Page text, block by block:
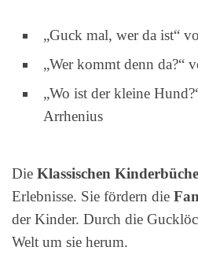
„Guck mal, wer da ist“
„Wer kommt denn da?“
„Wo ist der kleine
Arrhenius
Die Klassischen
Erlebnisse. Sie fördern die
der Kinder. Durch die
Welt um sie herum.